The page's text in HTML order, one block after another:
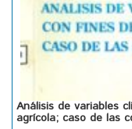
Análisis de variables
agrícola; caso de las